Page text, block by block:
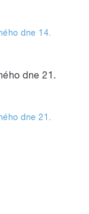
dne 14.
dne 21.
dne 21.